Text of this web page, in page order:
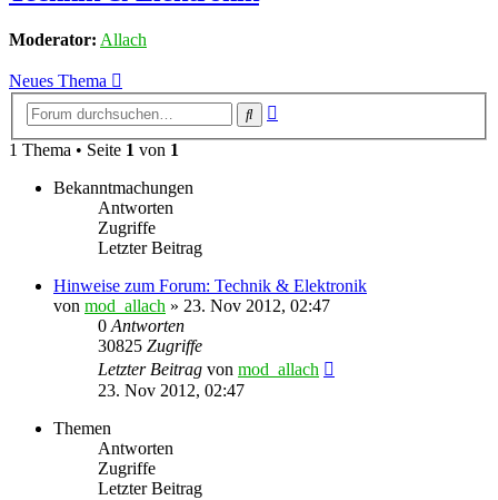
Moderator: Allach
Neues Thema
Suche
1 Thema • Seite 1 von 1
Bekanntmachungen
Antworten
Zugriffe
Letzter Beitrag
Hinweise zum Forum: Technik & Elektronik
von mod_allach » 23. Nov 2012, 02:47
0Antworten
30825 Zugriffe
Letzter Beitrag von mod_allach
23. Nov 2012, 02:47
Themen
Antworten
Zugriffe
Letzter Beitrag